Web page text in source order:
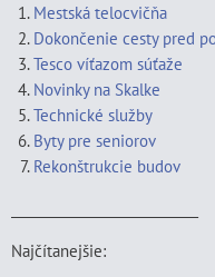
Mestská telocvičňa
Dokončenie cesty pred
Tesco víťazom súťaže
Novinky na Skalke
Technické služby
Byty pre seniorov
Rekonštrukcie budov
Najčítanejšie: